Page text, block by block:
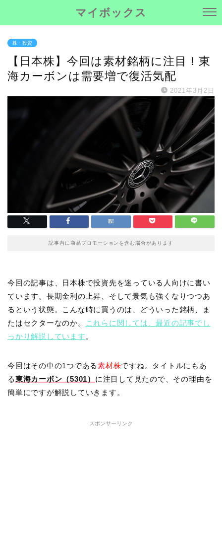
マイボックス
株・投資
【日本株】今回は素材銘柄に注目！東
海カーボンは需要増で復活気配
2021年3月2日
記事内に商品プロモーションを含む場合があります
今回の記事は、日本株で投資先を迷っている人向けに書い
ています。長期金利の上昇、そして景気も強くなりつつあ
るという状態。こんな時に買うのは、どういった銘柄、ま
たはセクターなのか。
これらに関しては、最近の記事でし
っかり解説しています 。
今回はその中の1つである素材株ですね。タイトルにもあ
る東海カーボン（5301） に注目して見たので、その理由を
簡単にですが解説していきます。
スポンサーリンク